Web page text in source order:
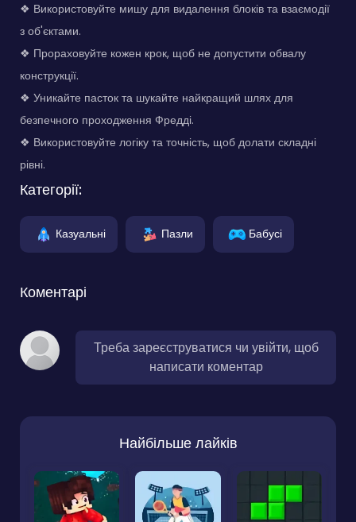
❖ Використовуйте мишу для видалення блоків та взаємодії
з об'єктами.
❖ Прораховуйте кожен крок, щоб не допустити обвалу
конструкції.
❖ Уникайте пасток та шукайте найкращий шлях для
безпечного проходження Фредді.
❖ Використовуйте логіку та точність, щоб долати складні
рівні.
Категорії:
Казуальні Пазли Бабусі
Коментарі
Треба зареєструватися чи увійти, щоб
написати коментар
Найбільше лайків